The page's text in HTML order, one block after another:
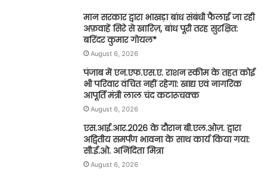
मान सरकार द्वारा भाखड़ा बांध संबंधी फैलाई जा रही
अफ़वाहें सिरे से खारिज़, बांध पूरी तरह सुरक्षित:
बरिंदर कुमार गोयल*
August 6, 2026
पंजाब में एन.एफ.एस.ए. राशन स्कीम के तहत कोई
भी परिवार वंचित नहीं रहेगा: खाद्य एवं नागरिक
आपूर्ति मंत्री लाल चंद कटारूचक्क
August 6, 2026
एस.आई.आर.2026 के दौरान बी.एल.ओज़. द्वारा
अद्वितीय समर्पण भावना के साथ कार्य किया गया:
सी.ई.ओ. अनिंदिता मित्रा
August 6, 2026